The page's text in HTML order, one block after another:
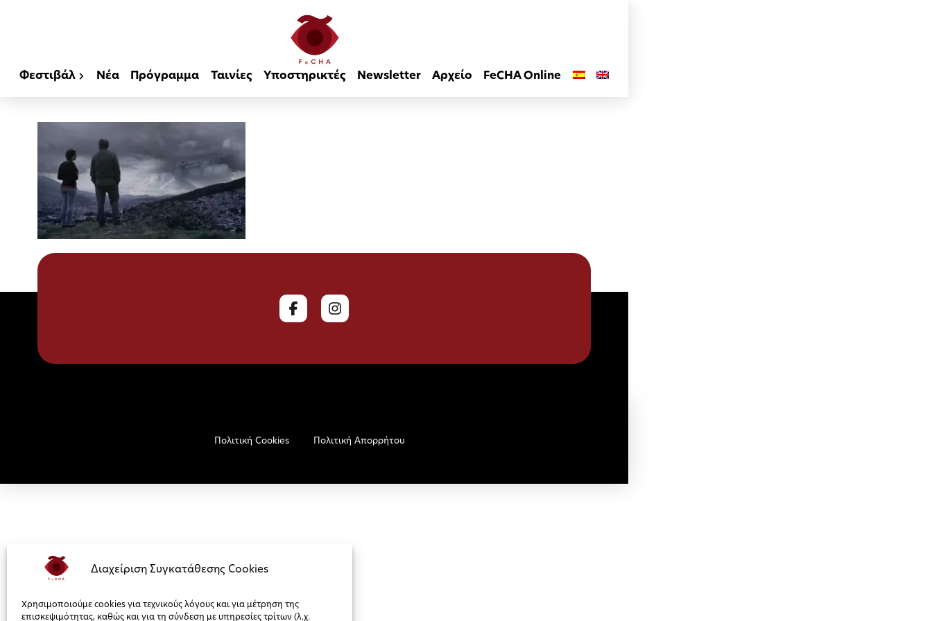
Διαχείριση Συγκατάθεσης Cookies
Χρησιμοποιούμε cookies για τεχνικούς λόγους και για μέτρηση της
επισκεψιμότητας, καθώς και για τη σύνδεση με υπηρεσίες τρίτων (λ.χ.
Φεστιβάλ Νέα Πρόγραμμα Ταινίες Υποστηρικτές Newsletter Αρχείο FeCHA Online
Πολιτική Cookies Πολιτική Απορρήτου